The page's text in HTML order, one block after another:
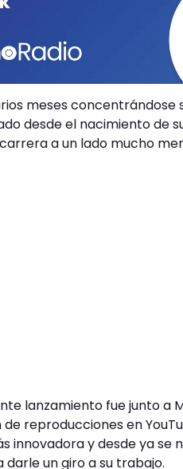
meses
desde el nacimiento de
a un lado mucho
lanzamiento fue junto a
reproducciones en
innovadora y desde ya se
darle un giro a su trabajo.